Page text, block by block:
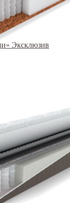
Эксклюзив